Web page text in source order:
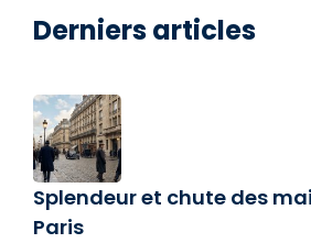
Derniers articles
Splendeur et chute des
Paris